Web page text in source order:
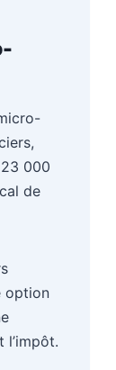
000
de
option